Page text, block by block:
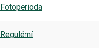
Fotoperioda
Regulérní